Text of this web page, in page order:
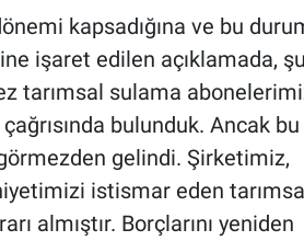
kapsadığına ve bu
işaret edilen açıklamada, şu
tarımsal sulama
bulunduk. Ancak bu
gelindi. Şirketimiz,
istismar eden
almıştır. Borçlarını yeniden